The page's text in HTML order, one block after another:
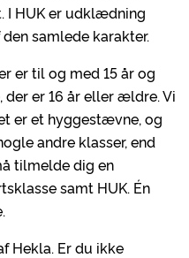
I HUK er udklædning
samlede karakter.
er til og med 15 år og
er 16 år eller ældre. Vi
er et hyggestævne, og
andre klasser, end
tilmelde dig en
samt HUK. Én
Hekla. Er du ikke